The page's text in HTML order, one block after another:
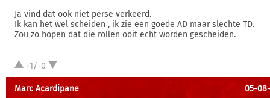
Ja vind dat ook niet perse verkeerd.
Ik kan het wel scheiden , ik zie een goede AD maar slechte TD.
Zou zo hopen dat die rollen ooit echt worden gescheiden.
+1/-0
Marc Acardipane 05-08-